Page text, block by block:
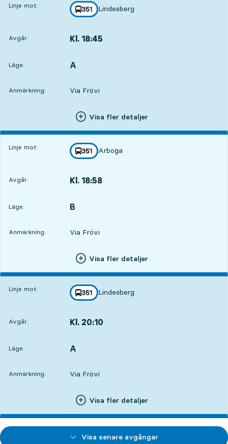
Linje mot: linje
351
mot
Lindesberg
,
Avgår: Kl. 18:45
Läge:
LÄGE, A
,
Anmärkning: Via Frövi
Visa fler detaljer
Linje mot: linje
351
mot
Arboga
,
Avgår: Kl. 18:58
Läge:
LÄGE, B
,
Anmärkning: Via Frövi
Visa fler detaljer
Linje mot: linje
351
mot
Lindesberg
,
Avgår: Kl. 20:10
Läge:
LÄGE, A
,
Anmärkning: Via Frövi
Visa fler detaljer
Visa senare avgångar